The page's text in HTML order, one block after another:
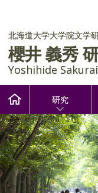
北海道大学大学院文学
櫻井 義秀
Yoshihide
研究
English: Research
Chinese: 研究内容
メンバー